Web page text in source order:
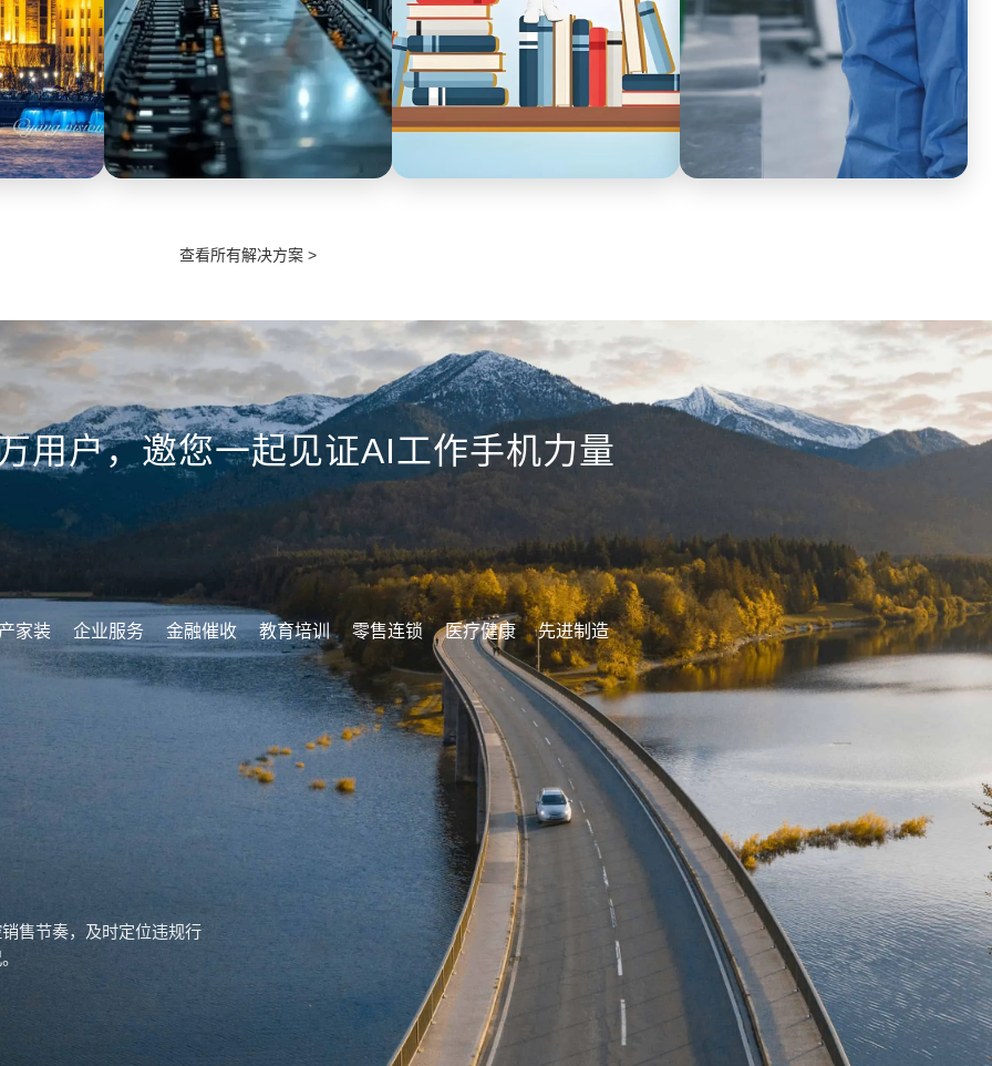
施工期间供暖管家开启电话录音记录
维修结果。
提升服务品质，减少服务纠纷。
容，实现客户联系方式脱敏，根源杜
绝客户流失。
查看所有解决方案 >
用户，邀您一起见证AI工作手机力量
家装 企业服务 金融催收 教育培训 零售连锁 医疗健康 先进制造
售节奏，及时定位违规行